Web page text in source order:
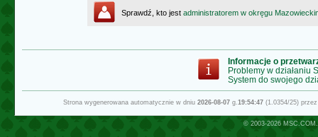
Sprawdź, kto jest administratorem w okręgu
Informacje o
Problemy w działaniu
System do swojego
Strona wygenerowana automatycznie w dniu 2026-08-07g.19:54:47(1.0354/25)
© 2003-2026